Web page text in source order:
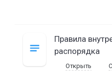
Правила
распорядка
Открыть